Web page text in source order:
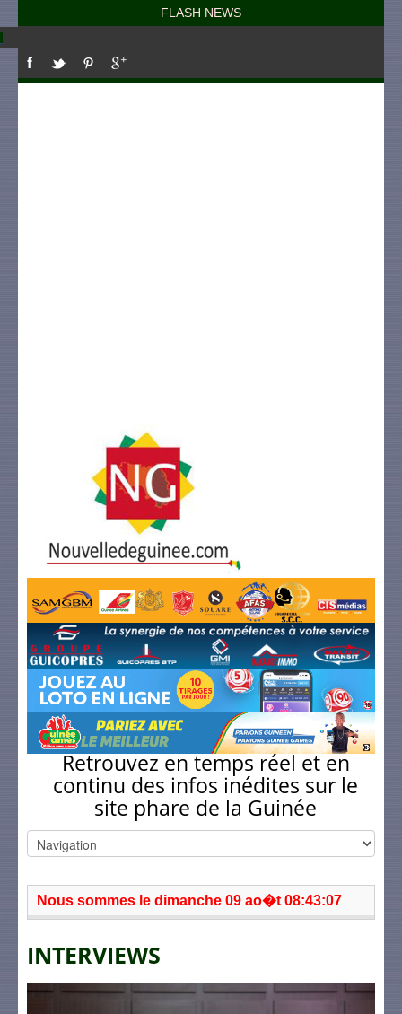
FLASH NEWS
Retrouvez en temps réel et en
continu des infos inédites sur le
site phare de la Guinée
Nous sommes le dimanche 09 ao�t 08:43:07
INTERVIEWS